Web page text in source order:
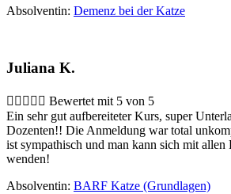
Absolventin: Demenz bei der Katze
Juliana K.
     Bewertet mit 5 von 5
Ein sehr gut aufbereiteter Kurs, super
Dozenten!! Die Anmeldung war total
ist sympathisch und man kann sich mit allen
wenden!
Absolventin: BARF Katze (Grundlagen)